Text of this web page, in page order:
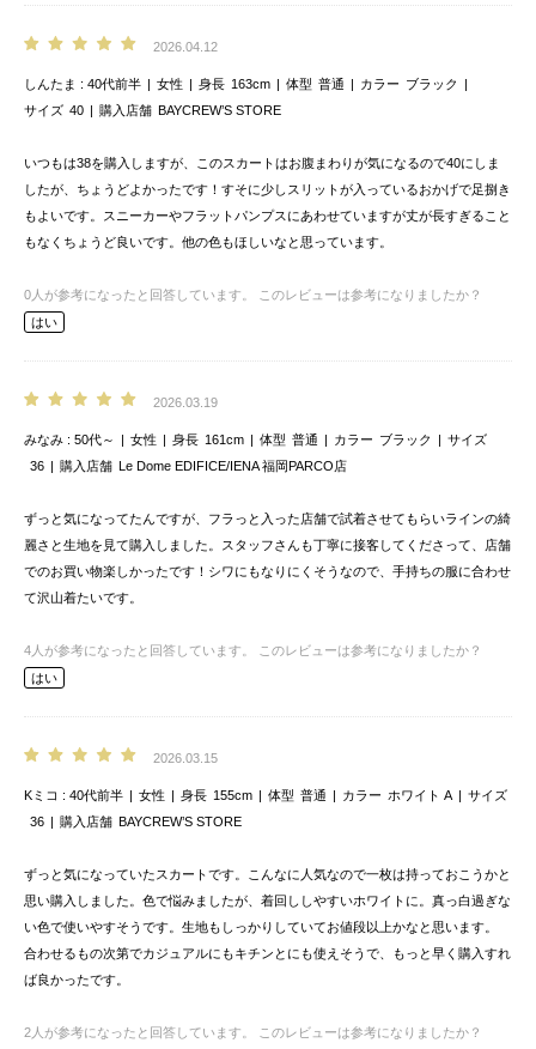
2026.04.12
しんたま 40代前半 女性 身長 163cm 体型 普通 カラー ブラック
サイズ 40 購入店舗 BAYCREW’S STORE
いつもは38を購入しますが、このスカートはお腹まわりが気になるので40にしま
したが、ちょうどよかったです！すそに少しスリットが入っているおかげで足捌き
もよいです。スニーカーやフラットパンプスにあわせていますが丈が長すぎること
もなくちょうど良いです。他の色もほしいなと思っています。
0 人が参考になったと回答しています。
このレビューは参考になりましたか？
はい
2026.03.19
みなみ 50代～ 女性 身長 161cm 体型 普通 カラー ブラック
サイズ
36
購入店舗 Le Dome EDIFICE/IENA 福岡PARCO店
ずっと気になってたんですが、フラっと入った店舗で試着させてもらいラインの綺
麗さと生地を見て購入しました。スタッフさんも丁寧に接客してくださって、店舗
でのお買い物楽しかったです！シワにもなりにくそうなので、手持ちの服に合わせ
て沢山着たいです。
4 人が参考になったと回答しています。
このレビューは参考になりましたか？
はい
2026.03.15
Kミコ 40代前半 女性 身長 155cm 体型 普通 カラー ホワイト A
サイズ
36
購入店舗 BAYCREW’S STORE
ずっと気になっていたスカートです。こんなに人気なので一枚は持っておこうかと
思い購入しました。色で悩みましたが、着回ししやすいホワイトに。真っ白過ぎな
い色で使いやすそうです。生地もしっかりしていてお値段以上かなと思います。
合わせるもの次第でカジュアルにもキチンとにも使えそうで、もっと早く購入すれ
ば良かったです。
2 人が参考になったと回答しています。 このレビューは参考になりましたか？